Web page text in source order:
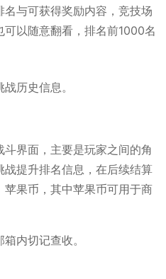
与可获得奖励内容，竞技场
以随意翻看，排名前1000名
历史信息。
界面，主要是玩家之间的角
提升排名信息，在后续结算
果币，其中苹果币可用于商
内切记查收。